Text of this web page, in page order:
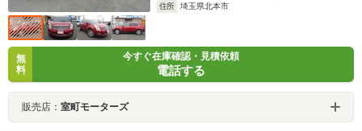
住所
埼玉県北本市
無
料
今すぐ在庫確認・見積依頼
電話する
販売店： 室町モーターズ